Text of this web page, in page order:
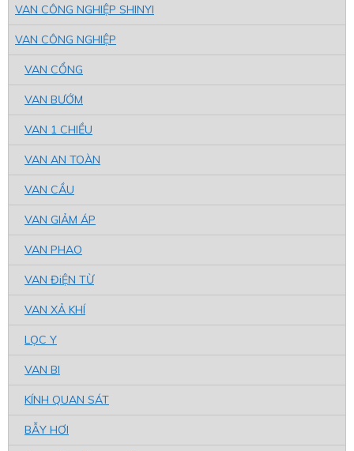
VAN CÔNG NGHIỆP SHINYI
VAN CÔNG NGHIỆP
VAN CỔNG
VAN BƯỚM
VAN 1 CHIỀU
VAN AN TOÀN
VAN CẦU
VAN GIẢM ÁP
VAN PHAO
VAN ĐiỆN TỪ
VAN XẢ KHÍ
LỌC Y
VAN BI
KÍNH QUAN SÁT
BẪY HƠI